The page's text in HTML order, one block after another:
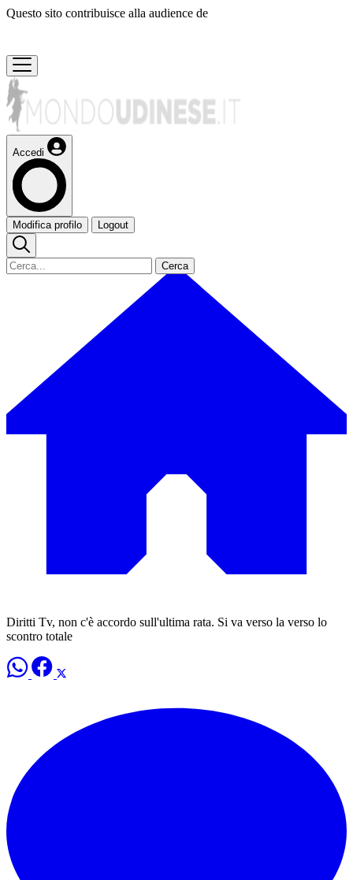
Questo sito contribuisce alla audience de
Accedi
Modifica profilo Logout
Cerca
Diritti Tv, non c'è accordo sull'ultima rata. Si va verso la verso lo
scontro totale